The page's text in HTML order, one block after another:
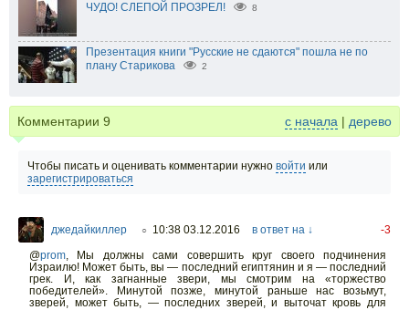
ЧУДО! СЛЕПОЙ ПРОЗРЕЛ! 8
Презентация книги "Русские не сдаются" пошла не по
плану Старикова
2
Комментарии 9 с начала | дерево
Чтобы писать и оценивать комментарии нужно войти или
зарегистрироваться
джедайкиллер ○ 10:38 03.12.2016 в ответ на ↓
-3
@prom,
Мы должны сами совершить круг своего подчинения
Израилю! Может быть, вы — последний египтянин и я — последний
грек. И, как загнанные звери, мы смотрим на «торжество
победителей». Минутой позже, минутой раньше нас возьмут,
зверей, может быть, — последних зверей, и выточат кровь для